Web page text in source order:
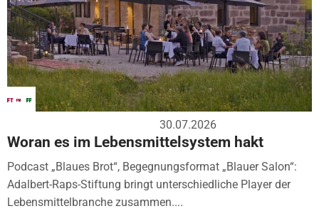
30.07.2026
Woran es im Lebensmittelsystem hakt
Podcast „Blaues Brot“, Begegnungsformat „Blauer Salon“:
Adalbert-Raps-Stiftung bringt unterschiedliche Player der
Lebensmittelbranche zusammen....